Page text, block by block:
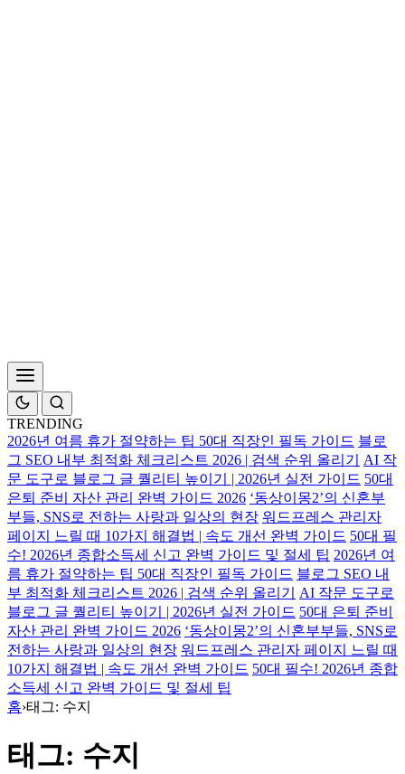
TRENDING
2026년 여름 휴가 절약하는 팁 50대 직장인 필독 가이드 블로
그 SEO 내부 최적화 체크리스트 2026 | 검색 순위 올리기
AI 작
문 도구로 블로그 글 퀄리티 높이기 | 2026년 실전 가이드 50대
은퇴 준비 자산 관리 완벽 가이드 2026 ‘동상이몽2’의 신혼부
부들, SNS로 전하는 사랑과 일상의 현장 워드프레스 관리자
페이지 느릴 때 10가지 해결법 | 속도 개선 완벽 가이드 50대 필
수! 2026년 종합소득세 신고 완벽 가이드 및 절세 팁 2026년 여
름 휴가 절약하는 팁 50대 직장인 필독 가이드 블로그 SEO 내
부 최적화 체크리스트 2026 | 검색 순위 올리기
AI 작문 도구로
블로그 글 퀄리티 높이기 | 2026년 실전 가이드 50대 은퇴 준비
자산 관리 완벽 가이드 2026 ‘동상이몽2’의 신혼부부들, SNS로
전하는 사랑과 일상의 현장 워드프레스 관리자 페이지 느릴 때
10가지 해결법 | 속도 개선 완벽 가이드 50대 필수! 2026년 종합
소득세 신고 완벽 가이드 및 절세 팁
홈›태그: 수지
태그: 수지